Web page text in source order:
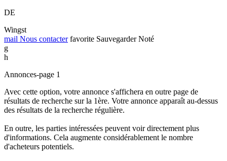
DE
Wingst
mail Nous contacter favorite Sauvegarder Noté
g
h
Annonces-page 1
Avec cette option, votre annonce s'affichera en outre page de
résultats de recherche sur la 1ère. Votre annonce apparaît au-dessus
des résultats de la recherche régulière.
En outre, les parties intéressées peuvent voir directement plus
d'informations. Cela augmente considérablement le nombre
d'acheteurs potentiels.